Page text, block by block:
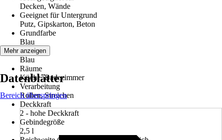
Decken, Wände
Geeignet für Untergrund
Putz, Gipskarton, Beton
Grundfarbe
Blau
Farbton
Blau
Räume
Küche, Badezimmer
Verarbeitung
Rollen, Streichen
Deckkraft
2 - hohe Deckkraft
Gebindegröße
2,5 l
Mehr anzeigen
Datenblätter
Bereich überspringen